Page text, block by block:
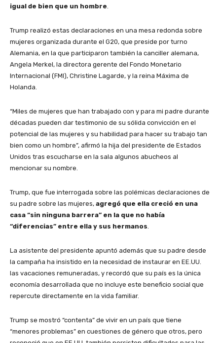
igual de bien que un hombre
Trump realizó estas declaraciones en una mesa redonda sobre
mujeres organizada durante el G20, que preside por turno
Alemania, en la que participaron también la canciller alemana,
Angela Merkel, la directora gerente del Fondo Monetario
Internacional (FMI), Christine Lagarde, y la reina Máxima de
Holanda.
“Miles de mujeres que han trabajado con y para mi padre durante
décadas pueden dar testimonio de su sólida convicción en el
potencial de las mujeres y su habilidad para hacer su trabajo tan
bien como un hombre”, afirmó la hija del presidente de Estados
Unidos tras escucharse en la sala algunos abucheos al
mencionar su nombre.
Trump, que fue interrogada sobre las polémicas declaraciones de
su padre sobre las mujeres, agregó que ella creció en una
casa “sin ninguna barrera” en la que no había
“diferencias” entre ella y sus hermanos
La asistente del presidente apuntó además que su padre desde
la campaña ha insistido en la necesidad de instaurar en EE.UU.
las vacaciones remuneradas, y recordó que su país es la única
economía desarrollada que no incluye este beneficio social que
repercute directamente en la vida familiar.
Trump se mostró “contenta” de vivir en un país que tiene
“menores problemas” en cuestiones de género que otros, pero